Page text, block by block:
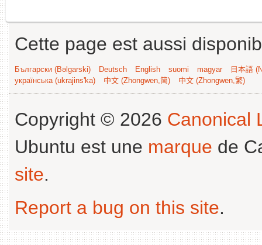
Cette page est aussi
Български (Bəlgarski) Deutsch English suomi magyar
日本語
українська (ukrajins'ka)
中文 (Zhongwen,简) 中文 (Zhongwen,繁)
Copyright © 2026 Canonical
Ubuntu est une marque de
site.
Report a bug on this site.